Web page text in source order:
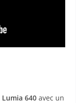
Lumia 640 avec un